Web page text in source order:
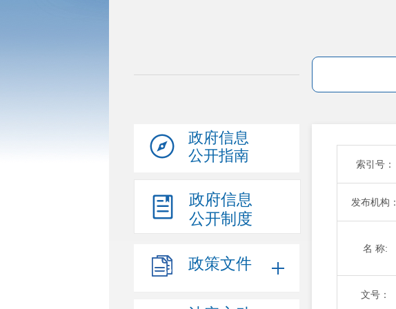
政府信息
公开指南
政府信息
公开制度
政策文件
索引号：
发布机构：
名 称:
文号：